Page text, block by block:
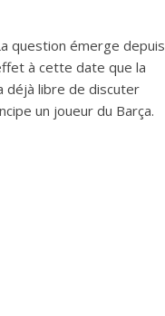
question émerge depuis
à cette date que la
déjà libre de discuter
un joueur du Barça.